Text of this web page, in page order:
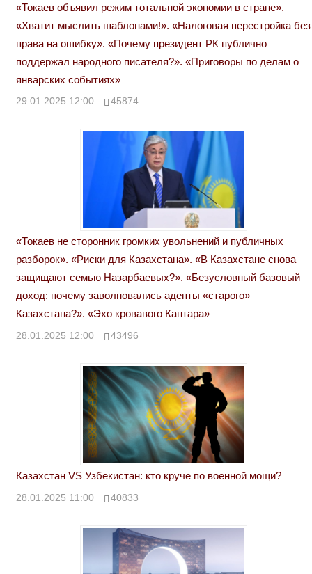
«Токаев объявил режим тотальной экономии в стране».
«Хватит мыслить шаблонами!». «Налоговая перестройка без
права на ошибку». «Почему президент РК публично
поддержал народного писателя?». «Приговоры по делам о
январских событиях»
29.01.2025 12:00 45874
«Токаев не сторонник громких увольнений и публичных
разборок». «Риски для Казахстана». «В Казахстане снова
защищают семью Назарбаевых?». «Безусловный базовый
доход: почему заволновались адепты «старого»
Казахстана?». «Эхо кровавого Кантара»
28.01.2025 12:00 43496
Казахстан VS Узбекистан: кто круче по военной мощи?
28.01.2025 11:00 40833